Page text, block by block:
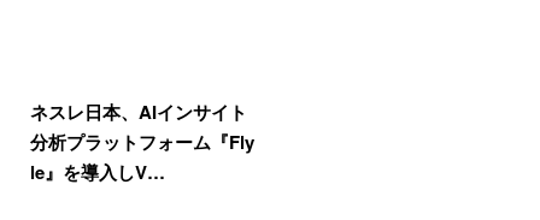
ネスレ日本、AIインサイト
分析プラットフォーム『Fly
le』を導入しV…